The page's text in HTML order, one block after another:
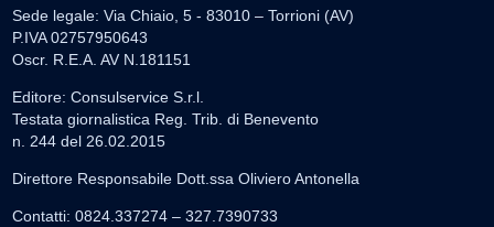
Sede legale: Via Chiaio, 5 - 83010 – Torrioni (AV)
P.IVA 02757950643
Oscr. R.E.A. AV N.181151
Editore: Consulservice S.r.l.
Testata giornalistica Reg. Trib. di Benevento
n. 244 del 26.02.2015
Direttore Responsabile Dott.ssa Oliviero Antonella
Contatti: 0824.337274 – 327.7390733